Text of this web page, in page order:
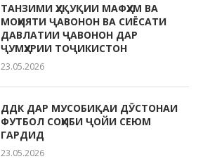
ТАНЗИМИ ҲУҚУҚИИ МАФҲУМ ВА
МОҲИЯТИ ҶАВОНОН ВА СИЁСАТИ
ДАВЛАТИИ ҶАВОНОН ДАР
ҶУМҲУРИИ ТОҶИКИСТОН
23.05.2026
ДДК ДАР МУСОБИҚАИ ДӮСТОНАИ
ФУТБОЛ СОҲИБИ ҶОЙИ СЕЮМ
ГАРДИД
23.05.2026